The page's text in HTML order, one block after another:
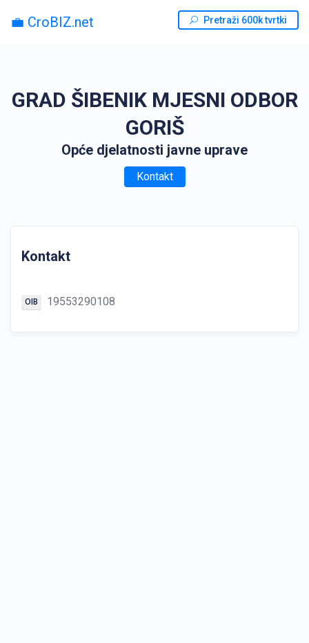
💼 CroBIZ.net Pretraži 600k tvrtki
GRAD ŠIBENIK MJESNI ODBOR
GORIŠ
Opće djelatnosti javne uprave
Kontakt
Kontakt
OIB 19553290108